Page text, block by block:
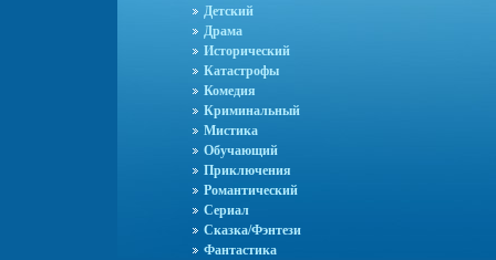
Детский
Драма
Исторический
Катастрофы
Комедия
Криминальный
Мистика
Обучающий
Приключения
Романтический
Сериал
Сказка/Фэнтези
Фантастика